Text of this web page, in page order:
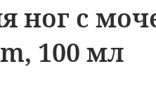
с
100 мл